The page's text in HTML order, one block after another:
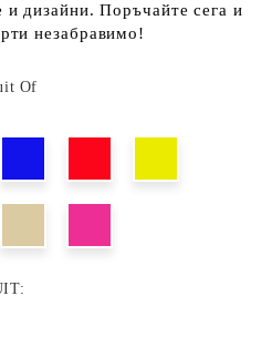
и дизайни. Поръчайте сега и
незабравимо!
Of